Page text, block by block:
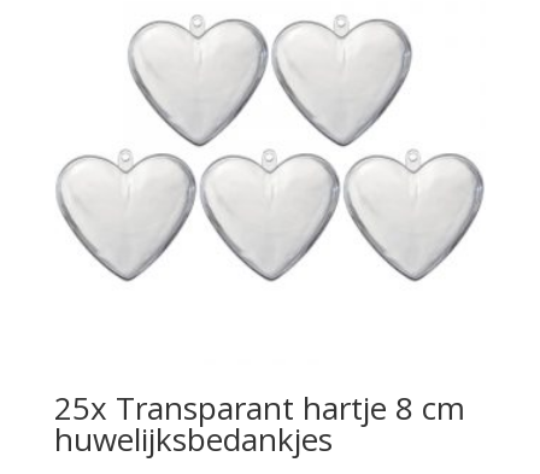
25x Transparant hartje 8 cm
huwelijksbedankjes